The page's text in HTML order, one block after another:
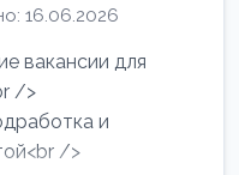
16.06.2026
вакансии для
/>
и
/>